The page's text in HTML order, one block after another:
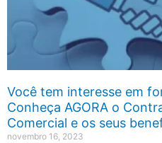
Você tem interesse em
Conheça AGORA o
Comercial e os seus
novembro 16, 2023